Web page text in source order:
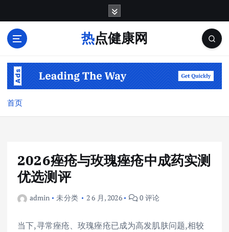
热点健康网
首页
2026痤疮与玫瑰痤疮中成药实测
优选测评
admin 未分类 2 6 月, 2026 0 评论
当下,寻常痤疮、玫瑰痤疮已成为高发肌肤问题,相较